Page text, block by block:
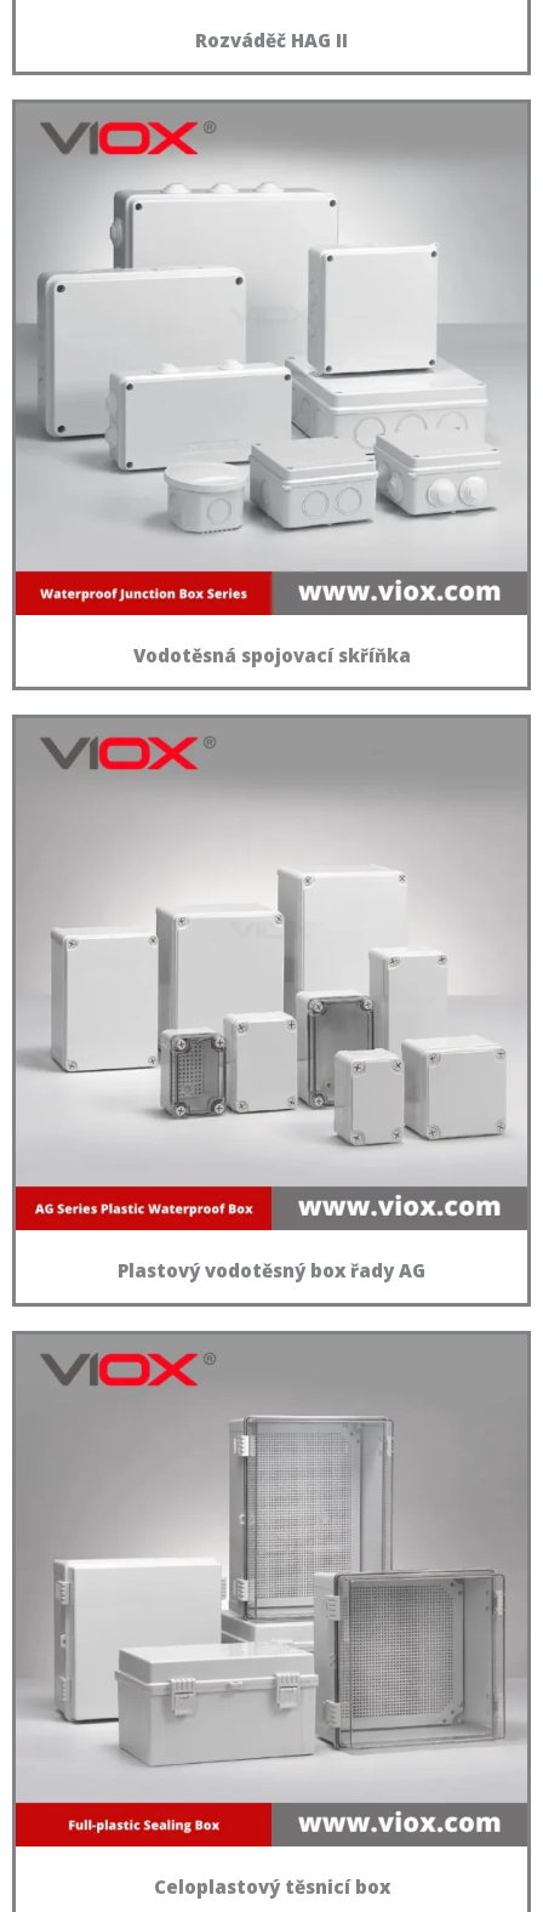
Rozváděč HAG II
Vodotěsná spojovací skříňka
Plastový vodotěsný box řady AG
Celoplastový těsnicí box